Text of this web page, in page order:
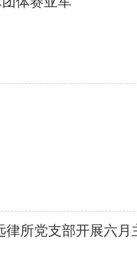
所党支部开展六月